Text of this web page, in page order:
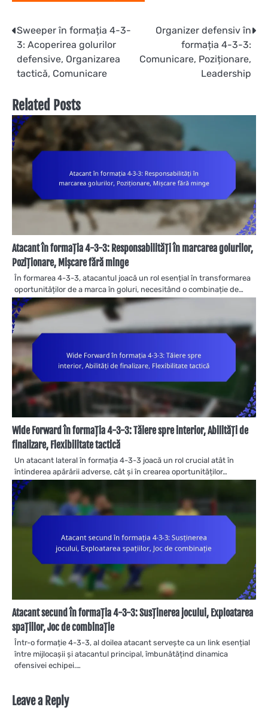
Post
navigation
Sweeper în formația 4-3-
3: Acoperirea golurilor
defensive, Organizarea
tactică, Comunicare
Organizer defensiv în
formația 4-3-3:
Comunicare, Poziționare,
Leadership
Related Posts
Atacant în formația 4-3-3: Responsabilități în marcarea golurilor,
Poziționare, Mișcare fără minge
În formarea 4-3-3, atacantul joacă un rol esențial în transformarea
oportunităților de a marca în goluri, necesitând o combinație de…
Wide Forward în formația 4-3-3: Tăiere spre interior, Abilități de
finalizare, Flexibilitate tactică
Un atacant lateral în formația 4-3-3 joacă un rol crucial atât în
întinderea apărării adverse, cât și în crearea oportunităților…
Atacant secund în formația 4-3-3: Susținerea jocului, Exploatarea
spațiilor, Joc de combinație
Într-o formație 4-3-3, al doilea atacant servește ca un link esențial
între mijlocașii și atacantul principal, îmbunătățind dinamica
ofensivei echipei.…
Leave a Reply